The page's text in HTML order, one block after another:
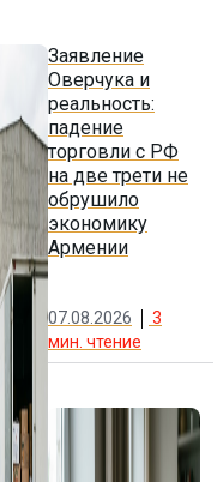
Заявление
Оверчука и
реальность:
падение
торговли с РФ
на две трети не
обрушило
экономику
Армении
07.08.2026
3
мин. чтение